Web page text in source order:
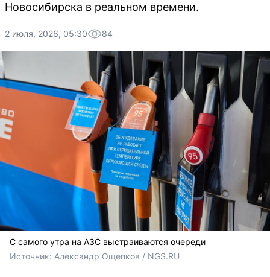
Новосибирска в реальном времени.
2 июля, 2026, 05:30 84
С самого утра на АЗС выстраиваются очереди
Источник: Александр Ощепков / NGS.RU